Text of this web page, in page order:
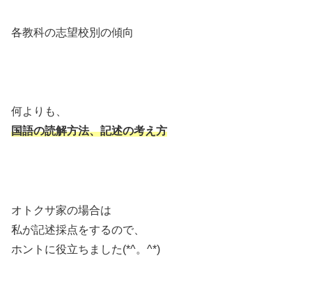
各教科の志望校別の傾向
何よりも、
国語の読解方法、記述の考え方
オトクサ家の場合は
私が記述採点をするので、
ホントに役立ちました(*^。^*)